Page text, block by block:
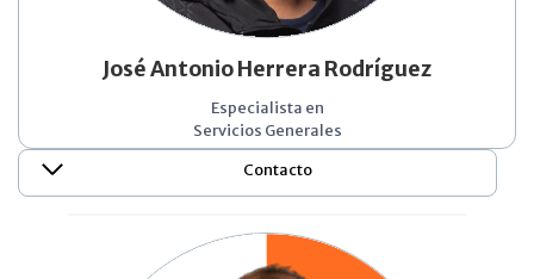
José Antonio Herrera Rodríguez
Especialista en
Servicios Generales
Contacto